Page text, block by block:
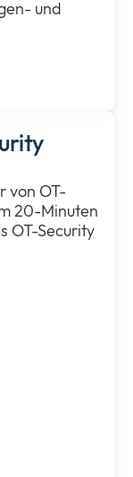
und
von OT-
20-Minuten
OT-Security